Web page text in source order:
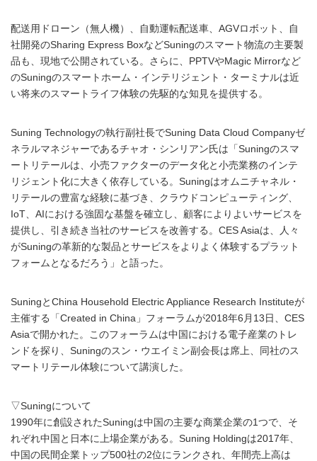
配送用ドローン（無人機）、自動運転配送車、AGVロボット、自
社開発のSharing Express BoxなどSuningのスマート物流の主要製
品も、現地で公開されている。さらに、PPTVやMagic Mirrorなど
のSuningのスマートホーム・インテリジェント・ターミナルは近
い将来のスマートライフ体験の先駆的な知見を提供する。
Suning Technologyの執行副社長でSuning Data Cloud Companyゼ
ネラルマネジャーであるチャオ・シンリアン氏は「Suningのスマ
ートリテールは、小売ファクターのデータ化と小売業務のインテ
リジェント化に大きく依存している。Suningはオムニチャネル・
リテールの豊富な経験に基づき、クラウドコンピューティング、
IoT、AIにおける強固な基盤を確立し、顧客によりよいサービスを
提供し、引き続き当社のサービスを改善する。CES Asiaは、人々
がSuningの革新的な製品とサービスをよりよく体験するプラット
フォームとなるだろう」と語った。
SuningとChina Household Electric Appliance Research Instituteが
主催する「Created in China」フォーラムが2018年6月13日、CES
Asiaで開かれた。このフォーラムは中国における電子産業のトレ
ンドを探り、Suningのスン・ウエイミン副会長は席上、同社のス
マートリテール体験について講演した。
▽Suningについて
1990年に創設されたSuningは中国の主要な商業企業の1つで、そ
れぞれ中国と日本に上場企業がある。Suning Holdingは2017年、
中国の民間企業トップ500社の2位にランクされ、年間売上高は